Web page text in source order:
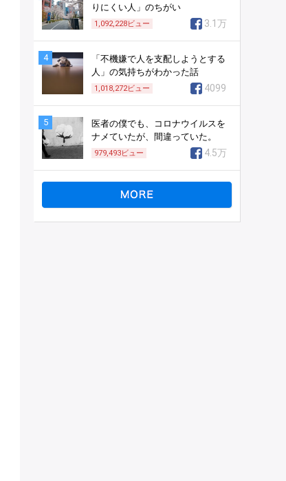
りにくい人」のちがい
1,092,228ビュー 3.1万
4
「不機嫌で人を支配しようとする
人」の気持ちがわかった話
1,018,272ビュー 4099
5
医者の僕でも、コロナウイルスを
ナメていたが、間違っていた。
979,493ビュー 4.5万